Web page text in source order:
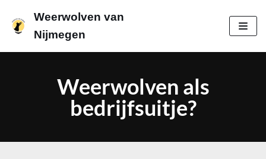
Meteen
Weerwolven van
Nijmegen
Weerwolven als
bedrijfsuitje?